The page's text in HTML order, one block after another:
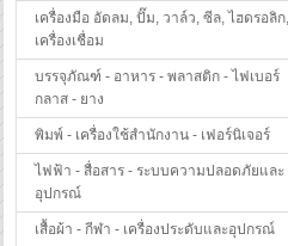
เครื่องมือ อัดลม, ปั๊ม, วาล์ว, ซีล, ไฮดรอลิก,
เครื่องเชื่อม
บรรจุภัณฑ์ - อาหาร - พลาสติก - ไฟเบอร์
กลาส - ยาง
พิมพ์ - เครื่องใช้สำนักงาน - เฟอร์นิเจอร์
ไฟฟ้า - สื่อสาร - ระบบความปลอดภัยและ
อุปกรณ์
เสื้อผ้า - กีฬา - เครื่องประดับและอุปกรณ์